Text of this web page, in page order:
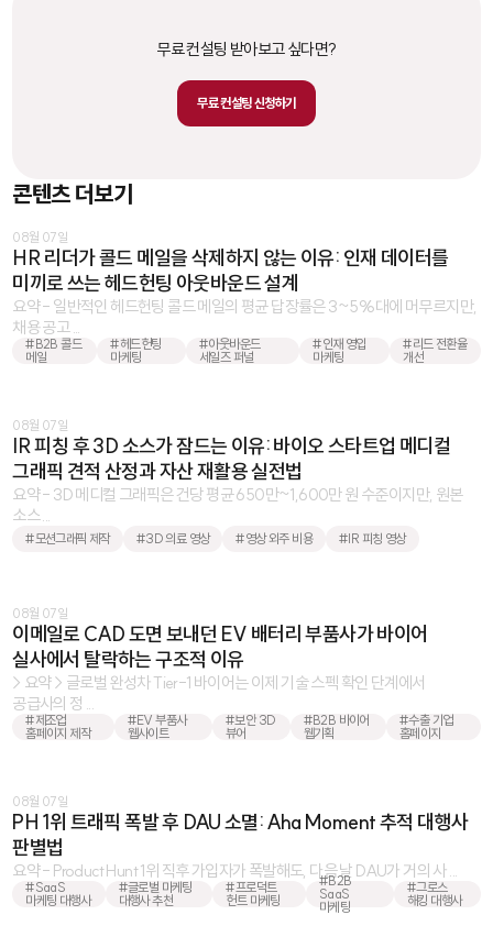
무료 컨설팅 받아보고 싶다면?
무료 컨설팅 신청하기
콘텐츠 더보기
08월 07일
HR 리더가 콜드 메일을 삭제하지 않는 이유: 인재 데이터를
미끼로 쓰는 헤드헌팅 아웃바운드 설계
요약 - 일반적인 헤드헌팅 콜드 메일의 평균 답장률은 3~5%대에 머무르지만,
채용 공고 ...
#B2B 콜드
메일
#헤드헌팅
마케팅
#아웃바운드
세일즈 퍼널
#인재 영입
마케팅
#리드 전환율
개선
08월 07일
IR 피칭 후 3D 소스가 잠드는 이유: 바이오 스타트업 메디컬
그래픽 견적 산정과 자산 재활용 실전법
요약 - 3D 메디컬 그래픽은 건당 평균 650만~1,600만 원 수준이지만, 원본
소스 ...
#모션그래픽 제작 #3D 의료 영상 #영상 외주 비용 #IR 피칭 영상
08월 07일
이메일로 CAD 도면 보내던 EV 배터리 부품사가 바이어
실사에서 탈락하는 구조적 이유
> 요약 > 글로벌 완성차 Tier-1 바이어는 이제 기술 스펙 확인 단계에서
공급사의 정 ...
#제조업
홈페이지 제작
#EV 부품사
웹사이트
#보안 3D
뷰어
#B2B 바이어
웹기획
#수출 기업
홈페이지
08월 07일
PH 1위 트래픽 폭발 후 DAU 소멸: Aha Moment 추적 대행사
판별법
요약 - Product Hunt 1위 직후 가입자가 폭발해도, 다음 날 DAU가 거의 사 ...
#SaaS
마케팅 대행사
#글로벌 마케팅
대행사 추천
#프로덕트
헌트 마케팅
#B2B
SaaS
마케팅
#그로스
해킹 대행사